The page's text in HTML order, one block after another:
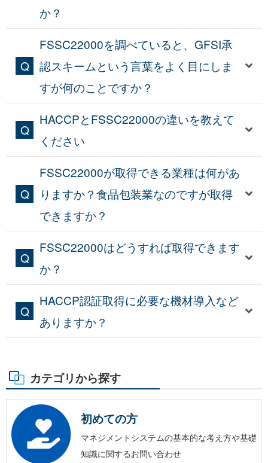
か？
FSSC22000を調べていると、GFSI承
認スキームという言葉をよく目にしま
すが何のことですか？
HACCPとFSSC22000の違いを教えて
ください
FSSC22000が取得できる業種は何があ
りますか？食品包装業なのですが取得
できますか？
FSSC22000はどうすれば取得できます
か？
HACCP認証取得に必要な機材導入など
ありますか？
カテゴリから探す
初めての方
マネジメントシステムの基本的な考え方や基礎
知識に関するお問い合わせ